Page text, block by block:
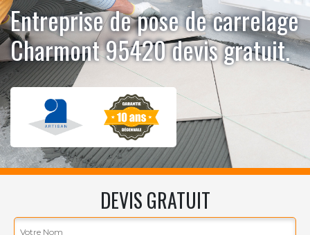
Entreprise de pose de carrelage
Charmont 95420 devis gratuit.
DEVIS GRATUIT